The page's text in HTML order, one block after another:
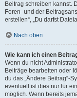
Beitrag schreiben kannst.
Foren- und der
erstellen“, „Du darfst
Nach oben
Wie kann ich einen
Wenn du nicht
Beiträge bearbeiten oder
du das „Ändere Beitrag“-
eventuell ist dies nur für
möglich. Wenn bereits